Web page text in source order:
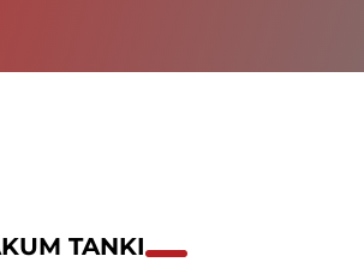
TANKI